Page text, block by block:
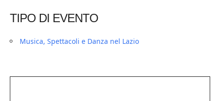
TIPO DI EVENTO
Musica, Spettacoli e Danza nel Lazio